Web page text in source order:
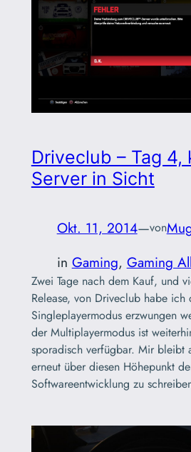
Driveclub – Tag 4,
Server in Sicht
Okt. 11, 2014—von
in Gaming, Gaming
Zwei Tage nach dem Kauf, und
Release, von Driveclub habe ich
Singleplayermodus erzwungen
der Multiplayermodus ist
sporadisch verfügbar. Mir bleibt
erneut über diesen Höhepunkt
Softwareentwicklung zu